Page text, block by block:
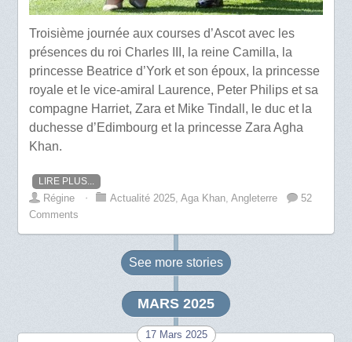
Troisième journée aux courses d’Ascot avec les
présences du roi Charles III, la reine Camilla, la
princesse Beatrice d’York et son époux, la princesse
royale et le vice-amiral Laurence, Peter Philips et sa
compagne Harriet, Zara et Mike Tindall, le duc et la
duchesse d’Edimbourg et la princesse Zara Agha
Khan.
LIRE PLUS...
Régine ⋅ Actualité 2025,Aga Khan,Angleterre
52
Comments
See more stories
MARS 2025
17 Mars 2025